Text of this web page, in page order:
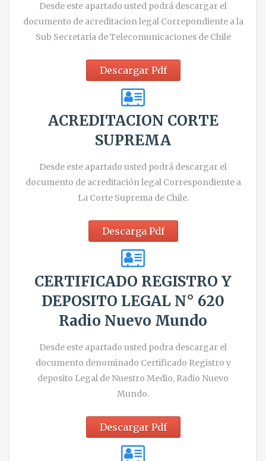
Desde este apartado usted podrá descargar el
documento de acreditacion legal Correpondiente a la
Sub Secretaria de Telecomunicaciones de Chile
Descargar Pdf
ACREDITACION CORTE
SUPREMA
Desde este apartado usted podrá descargar el
documento de acreditación legal Correspondiente a
La Corte Suprema de Chile.
Descarga Pdf
CERTIFICADO REGISTRO Y
DEPOSITO LEGAL N° 620
Radio Nuevo Mundo
Desde este apartado usted podra descargar el
documento denominado Certificado Registro y
deposito Legal de Nuestro Medio, Radio Nuevo
Mundo.
Descargar Pdf